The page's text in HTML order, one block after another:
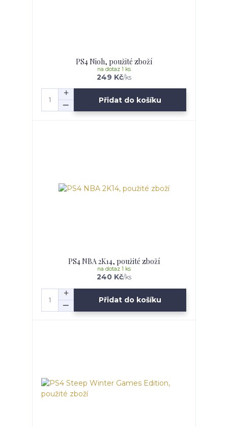
PS4 Nioh, použité zboží
249 Kč/ks
na dotaz 1 ks
Přidat do košíku
PS4 NBA 2K14, použité zboží
240 Kč/ks
na dotaz 1 ks
Přidat do košíku